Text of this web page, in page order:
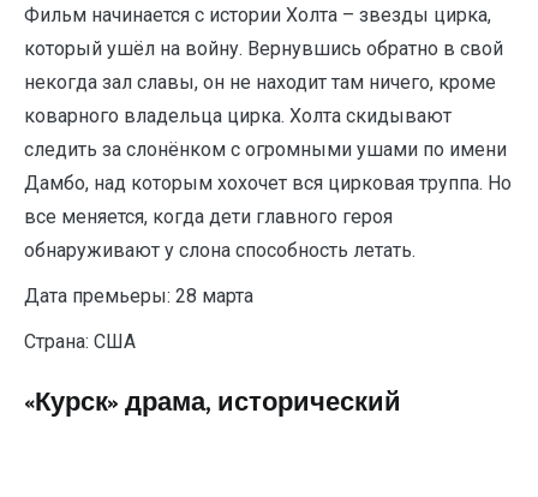
Фильм начинается с истории Холта – звезды цирка,
который ушёл на войну. Вернувшись обратно в свой
некогда зал славы, он не находит там ничего, кроме
коварного владельца цирка. Холта скидывают
следить за слонёнком с огромными ушами по имени
Дамбо, над которым хохочет вся цирковая труппа. Но
все меняется, когда дети главного героя
обнаруживают у слона способность летать.
Дата премьеры: 28 марта
Страна: США
«Курск» драма, исторический